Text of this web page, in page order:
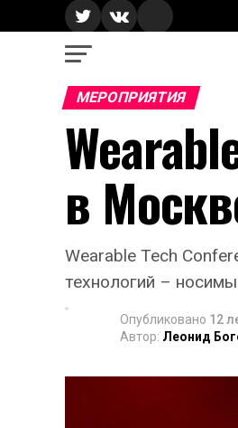
МЕРОПРИЯТИЯ
в
Wearable Tech
технологий –
Опубликовано 12
Автор: Леонид